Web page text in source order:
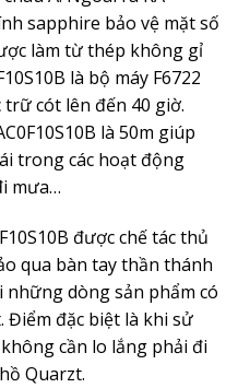
sapphire bảo vệ mặt số
làm từ thép không gỉ
là bộ máy F6722
cót lên đến 40 giờ.
là 50m giúp
trong các hoạt động
mưa…
được chế tác thủ
qua bàn tay thần thánh
những dòng sản phẩm có
Điểm đặc biệt là khi sử
cần lo lắng phải đi
Quarzt.